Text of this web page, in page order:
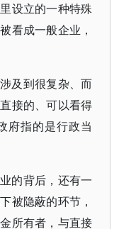
设立的一种特殊
看成一般企业，
及到很复杂、而
接的、可以看得
府指的是行政当
的背后，还有一
被隐蔽的环节，
所有者，与直接